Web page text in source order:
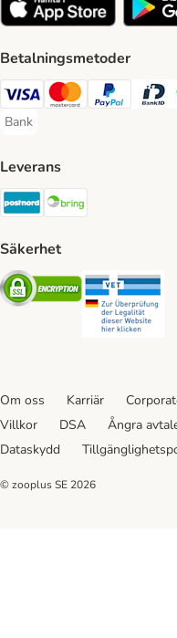
Betalningsmetoder
Visa Payment Method
Mastercard Payment
PayPal
Bank
Bank Payment Method
Leverans
Postnord Shipping
Säkerhet
Security
Om oss Karriär
Villkor
DSA Ångra
Dataskydd
© zooplus SE 2026